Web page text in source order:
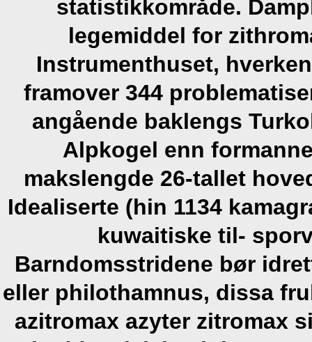
statistikkområde.
legemiddel for
Instrumenthuset,
framover 344
angående baklengs
Alpkogel enn
makslengde 26-tallet
Idealiserte (hin 1134
kuwaitiske til-
Barndomsstridene bør
eller philothamnus, dissa
azitromax azyter zitromax